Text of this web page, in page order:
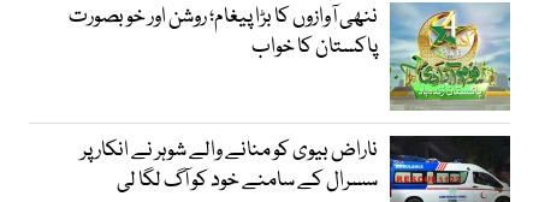
ننھی آوازوں کا بڑا پیغام؛ روشن اور خوبصورت
پاکستان کا خواب
ناراض بیوی کو منانے والے شوہر نے انکار پر
سسرال کے سامنے خود کو آگ لگا لی